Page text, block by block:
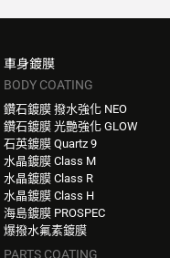
車身鍍膜
BODY COATING
鑽石鍍膜 撥水強化 NEO
鑽石鍍膜 光艷強化 GLOW
石英鍍膜 Quartz 9
水晶鍍膜 Class M
水晶鍍膜 Class R
水晶鍍膜 Class H
海島鍍膜 PROSPEC
爆撥水氟素鍍膜
PARTS COATING